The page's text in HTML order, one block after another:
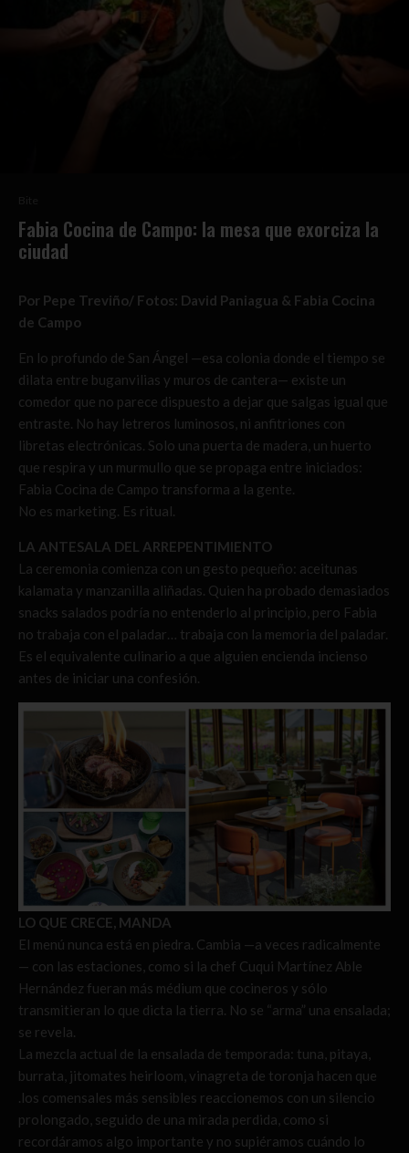
Fabia Cocina de Campo: la mesa que exorciza la
ciudad
Por Pepe Treviño/ Fotos: David Paniagua & Fabia Cocina
de Campo
En lo profundo de San Ángel —esa colonia donde el tiempo se
dilata entre buganvilias y muros de cantera— existe un
comedor que no parece dispuesto a dejar que salgas igual que
entraste. No hay letreros luminosos, ni anfitriones con
libretas electrónicas. Solo una puerta de madera, un huerto
que respira y un murmullo que se propaga entre iniciados:
Fabia Cocina de Campo transforma a la gente.
No es marketing. Es ritual.
LA ANTESALA DEL ARREPENTIMIENTO
La ceremonia comienza con un gesto pequeño: aceitunas
kalamata y manzanilla aliñadas. Quien ha probado demasiados
snacks salados podría no entenderlo al principio, pero Fabia
no trabaja con el paladar… trabaja con la memoria del paladar.
Es el equivalente culinario a que alguien encienda incienso
antes de iniciar una confesión.
LO QUE CRECE, MANDA
El menú nunca está en piedra. Cambia —a veces radicalmente
— con las estaciones, como si la chef Cuqui Martínez Able
Hernández fueran más médium que cocineros y sólo
transmitieran lo que dicta la tierra. No se “arma” una ensalada;
se revela.
La mezcla actual de la ensalada de temporada: tuna, pitaya,
burrata, jitomates heirloom, vinagreta de toronja hacen que
.los comensales más sensibles reaccionemos con un silencio
prolongado, seguido de una mirada perdida, como si
recordáramos algo importante y no supiéramos cuándo lo